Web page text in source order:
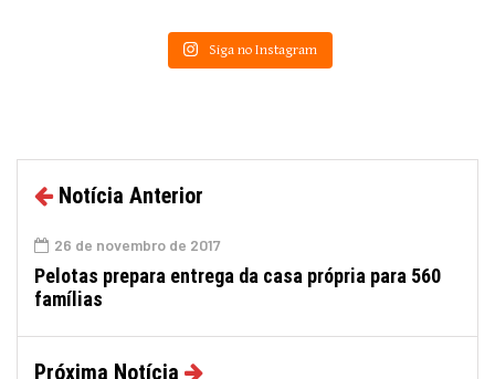
Siga no Instagram
Notícia Anterior
26 de novembro de 2017
Pelotas prepara entrega da casa própria para 560
famílias
Próxima Notícia